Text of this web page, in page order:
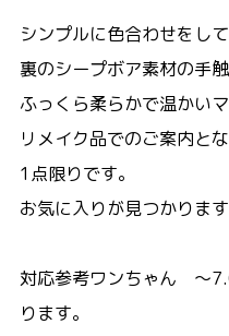
シンプルに色合わせをし
裏のシープボア素材の手触
ふっくら柔らかで温かい
リメイク品でのご案内とな
1点限りです。
お気に入りが見つかりま
対応参考ワンちゃん ～
ります。